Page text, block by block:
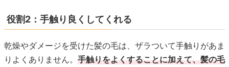
役割2：手触り良くしてくれる
乾燥やダメージを受けた髪の毛は、ザラついて手触りがあま
りよくありません。 手触りをよくすることに加えて、髪の毛